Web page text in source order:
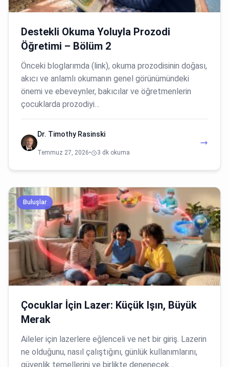
Destekli Okuma Yoluyla Prozodi
Öğretimi – Bölüm 2
Önceki bloglarımda (link), okuma prozodisinin doğası,
akıcı ve anlamlı okumanın genel görünümündeki
önemi ve ebeveynler, bakıcılar ve öğretmenlerin
çocuklarda prozodiyi…
Dr. Timothy Rasinski
Temmuz 27, 2026• 3 dk okuma
Buluşlar
Çocuklar İçin Lazer: Küçük Işın, Büyük
Merak
Aileler için lazerlere eğlenceli ve net bir giriş. Lazerin
ne olduğunu, nasıl çalıştığını, günlük kullanımlarını,
güvenlik temellerini ve birlikte denenecek…